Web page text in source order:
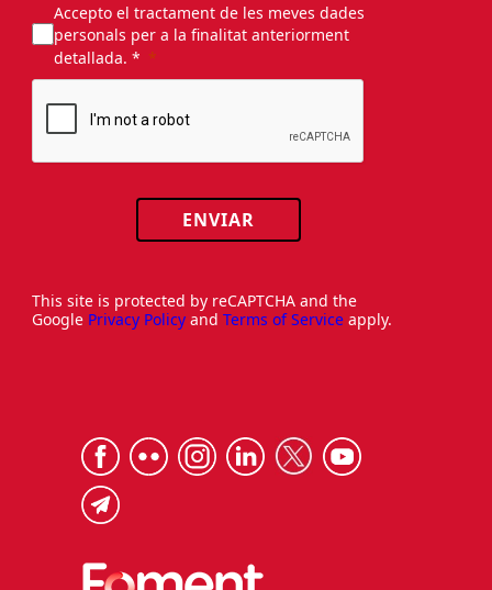
Accepto el tractament de les meves dades
personals per a la finalitat anteriorment
detallada. *
ENVIAR
This site is protected by reCAPTCHA and the
Google Privacy Policy and Terms of Service apply.